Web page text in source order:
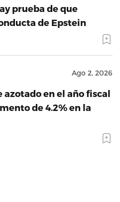
prueba de que
de Epstein
Ago 2, 2026
en el año fiscal
de 4.2% en la